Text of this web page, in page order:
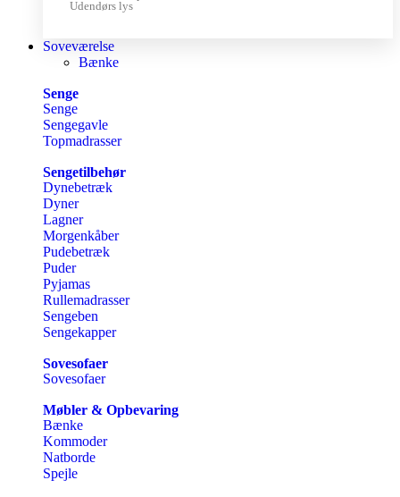
Udendørs lys
Soveværelse
Bænke
Senge
Senge
Sengegavle
Topmadrasser
Sengetilbehør
Dynebetræk
Dyner
Lagner
Morgenkåber
Pudebetræk
Puder
Pyjamas
Rullemadrasser
Sengeben
Sengekapper
Sovesofaer
Sovesofaer
Møbler & Opbevaring
Bænke
Kommoder
Natborde
Spejle